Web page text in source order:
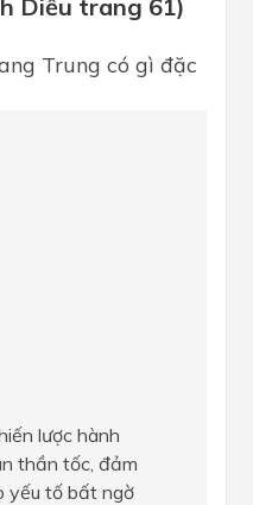
Diều trang 61)
Trung có gì đặc
lược hành
thần tốc, đảm
yếu tố bất ngờ